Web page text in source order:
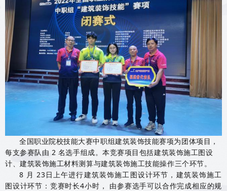
全国职业院校技能大赛中职组建筑装饰技能赛项为团体项目，
每支参赛队由 2 名选手组成。本竞赛项目包括建筑装饰施工图设
计、建筑装饰施工材料测算与建筑装饰施工技能操作三个环节。
8 月 23日上午进行建筑装饰施工图设计环节，建筑装饰施工
图设计环节：竞赛时长4小时， 由参赛选手可以合作完成相应的规